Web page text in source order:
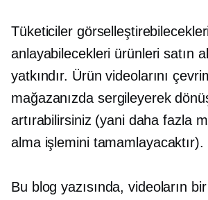
Tüketiciler
anlayabilecekleri ürünleri satın
yatkındır. Ürün videolarını
mağazanızda sergileyerek
artırabilirsiniz (yani daha fazla
alma işlemini tamamlayacaktır).
Bu blog yazısında, videoların